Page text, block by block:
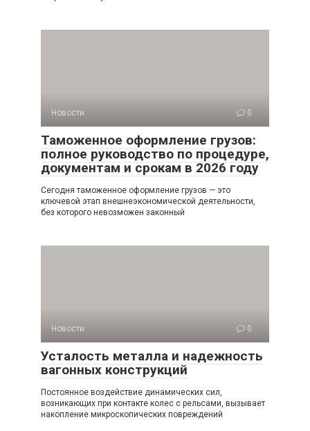
Новости 0
Таможенное оформление грузов:
полное руководство по процедуре,
документам и срокам в 2026 году
Сегодня таможенное оформление грузов — это
ключевой этап внешнеэкономической деятельности,
без которого невозможен законный
Новости 0
Усталость металла и надежность
вагонных конструкций
Постоянное воздействие динамических сил,
возникающих при контакте колес с рельсами, вызывает
накопление микроскопических повреждений